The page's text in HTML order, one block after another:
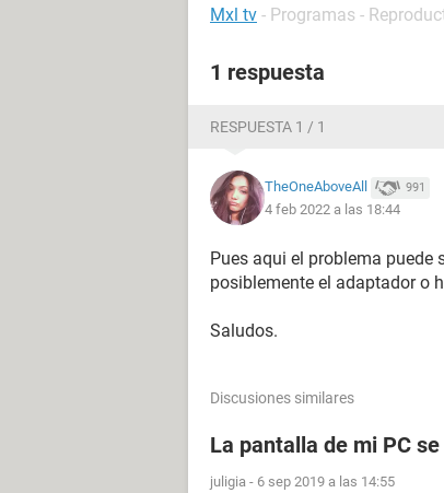
Mxl tv - Programas -
1 respuesta
RESPUESTA 1 / 1
TheOneAboveAll 991
4 feb 2022 a las 18:44
Pues aqui el problema
posiblemente el adaptador o
Saludos.
Discusiones similares
La pantalla de mi PC
juligia - 6 sep 2019 a las 14:55